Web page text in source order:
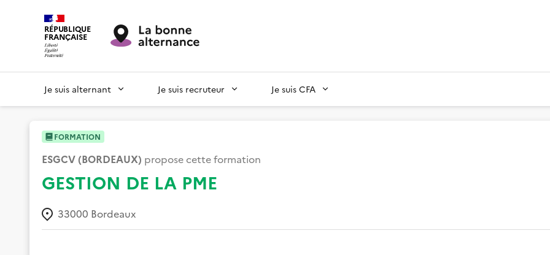
RÉPUBLIQUE
FRANÇAISE
Je suis alternant Je suis recruteur Je suis CFA
FORMATION
ESGCV (BORDEAUX) propose cette formation
GESTION DE LA PME
33000 Bordeaux